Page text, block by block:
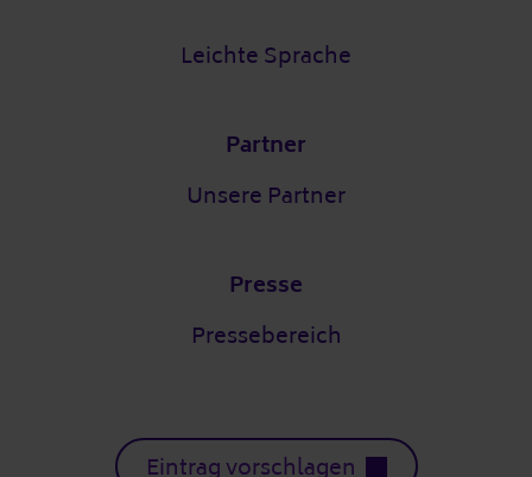
Leichte Sprache
Partner
Unsere Partner
Presse
Pressebereich
Eintrag vorschlagen